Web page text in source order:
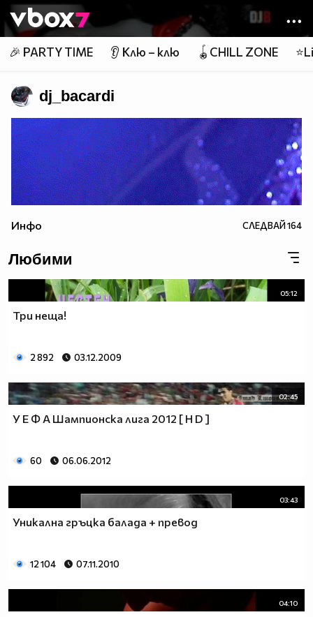
Member of
👾
🎉 PARTY TIME 👂 Клю – клю 🪀CHILL ZONE
dj_bacardi
Инфо СЛЕДВАЙ164
Любими
05:12
Три неща!
2 892 03.12.2009
02:45
У Е Ф А Шампионска лига 2012 [ H D ]
60 06.06.2012
03:43
Уникалнa гръцка балада + превод
12 104 07.11.2010
04:10